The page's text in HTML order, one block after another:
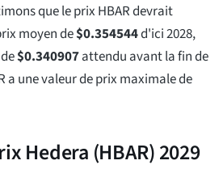
que le prix HBAR devrait
moyen de$0.354544d'ici 2028,
$0.340907attendu avant la fin de
a une valeur de prix maximale de
Hedera (HBAR) 2029